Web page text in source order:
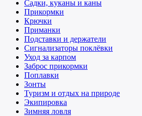
Садки, куканы и каны
Прикормки
Крючки
Приманки
Подставки и держатели
Сигнализаторы поклёвки
Уход за карпом
Заброс прикормки
Поплавки
Зонты
Туризм и отдых на природе
Экипировка
Зимняя ловля